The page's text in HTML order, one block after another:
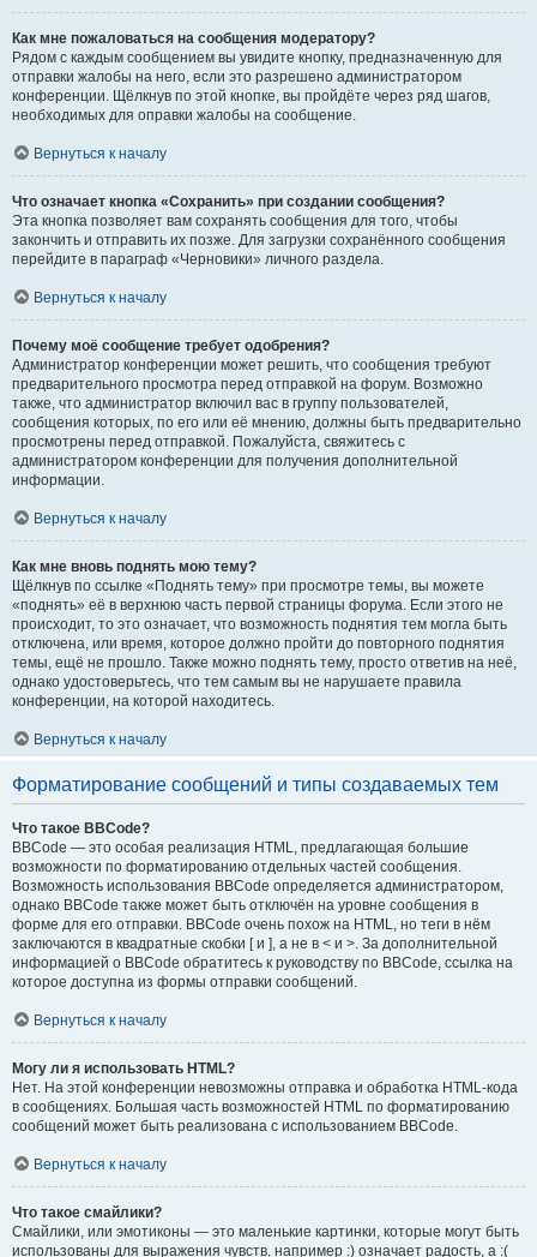
Как мне пожаловаться на сообщения модератору?
Рядом с каждым сообщением вы увидите кнопку, предназначенную для
отправки жалобы на него, если это разрешено администратором
конференции. Щёлкнув по этой кнопке, вы пройдёте через ряд шагов,
необходимых для оправки жалобы на сообщение.
Вернуться к началу
Что означает кнопка «Сохранить» при создании сообщения?
Эта кнопка позволяет вам сохранять сообщения для того, чтобы
закончить и отправить их позже. Для загрузки сохранённого сообщения
перейдите в параграф «Черновики» личного раздела.
Вернуться к началу
Почему моё сообщение требует одобрения?
Администратор конференции может решить, что сообщения требуют
предварительного просмотра перед отправкой на форум. Возможно
также, что администратор включил вас в группу пользователей,
сообщения которых, по его или её мнению, должны быть предварительно
просмотрены перед отправкой. Пожалуйста, свяжитесь с
администратором конференции для получения дополнительной
информации.
Вернуться к началу
Как мне вновь поднять мою тему?
Щёлкнув по ссылке «Поднять тему» при просмотре темы, вы можете
«поднять» её в верхнюю часть первой страницы форума. Если этого не
происходит, то это означает, что возможность поднятия тем могла быть
отключена, или время, которое должно пройти до повторного поднятия
темы, ещё не прошло. Также можно поднять тему, просто ответив на неё,
однако удостоверьтесь, что тем самым вы не нарушаете правила
конференции, на которой находитесь.
Вернуться к началу
Форматирование сообщений и типы создаваемых тем
Что такое BBCode?
BBCode — это особая реализация HTML, предлагающая большие
возможности по форматированию отдельных частей сообщения.
Возможность использования BBCode определяется администратором,
однако BBCode также может быть отключён на уровне сообщения в
форме для его отправки. BBCode очень похож на HTML, но теги в нём
заключаются в квадратные скобки [ и ], а не в < и >. За дополнительной
информацией о BBCode обратитесь к руководству по BBCode, ссылка на
которое доступна из формы отправки сообщений.
Вернуться к началу
Могу ли я использовать HTML?
Нет. На этой конференции невозможны отправка и обработка HTML-кода
в сообщениях. Большая часть возможностей HTML по форматированию
сообщений может быть реализована с использованием BBCode.
Вернуться к началу
Что такое смайлики?
Смайлики, или эмотиконы — это маленькие картинки, которые могут быть
использованы для выражения чувств, например :) означает радость, а :(